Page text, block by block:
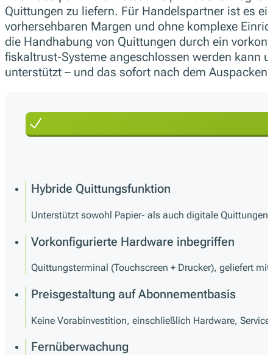
Quittungen zu liefern. Für Handelspartner ist es
vorhersehbaren Margen und ohne komplexe
die Handhabung von Quittungen durch ein
fiskaltrust-Systeme angeschlossen werden kann
unterstützt – und das sofort nach dem Auspacken.
Hybride Quittungsfunktion
Unterstützt sowohl Papier- als auch digitale Quittungen
Vorkonfigurierte Hardware inbegriffen
Quittungsterminal (Touchscreen + Drucker), geliefert
Preisgestaltung auf Abonnementbasis
Keine Vorabinvestition, einschließlich Hardware,
Fernüberwachung